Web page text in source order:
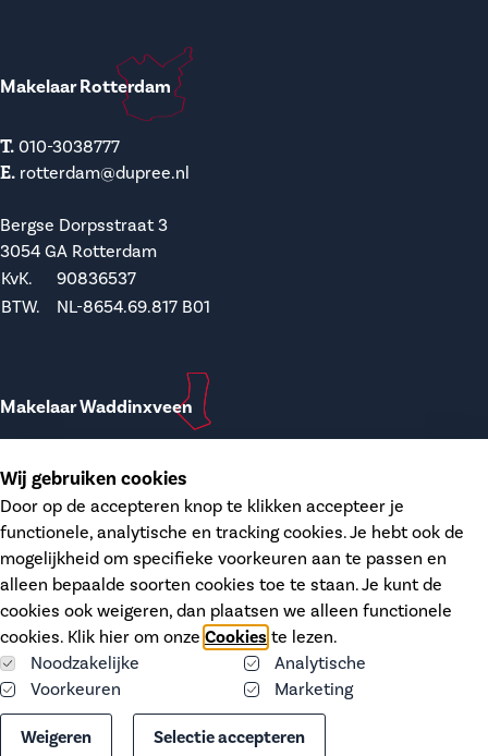
Makelaar Rotterdam
T. 010-3038777
E. rotterdam@dupree.nl
Bergse Dorpsstraat 3
3054 GA Rotterdam
KvK.
90836537
BTW.
NL-8654.69.817 B01
Makelaar Waddinxveen
T. 0182-748207
waddinxveen@dupree.nl
Kanaalstraat 12
2741 HH Waddinxveen
KvK.
68406606
BTW.
NL-8574.26.746 B01
Cookies
Wij gebruiken cookies
Door op de accepteren knop te klikken accepteer je
functionele, analytische en tracking cookies. Je hebt ook de
mogelijkheid om specifieke voorkeuren aan te passen en
alleen bepaalde soorten cookies toe te staan. Je kunt de
cookies ook weigeren, dan plaatsen we alleen functionele
cookies. Klik hier om onze Cookies te lezen.
Noodzakelijke
Analytische
Voorkeuren
Marketing
Weigeren Selectie accepteren